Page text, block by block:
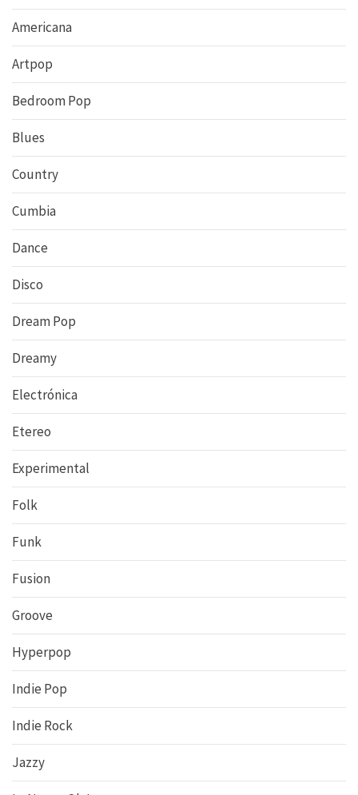
Americana
Artpop
Bedroom Pop
Blues
Country
Cumbia
Dance
Disco
Dream Pop
Dreamy
Electrónica
Etereo
Experimental
Folk
Funk
Fusion
Groove
Hyperpop
Indie Pop
Indie Rock
Jazzy